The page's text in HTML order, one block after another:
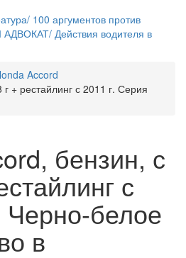
100 аргументов против
Действия водителя в
Accord
+ рестайлинг с 2011 г. Серия
бензин, с
с
Черно-белое
в